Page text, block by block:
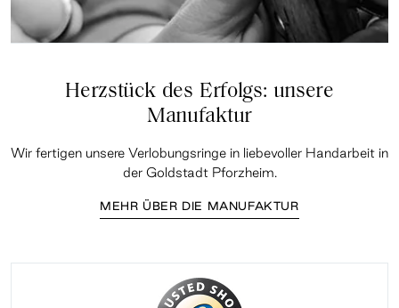
Herzstück des Erfolgs: unsere
Manufaktur
Wir fertigen unsere Verlobungsringe in liebevoller Handarbeit in
der Goldstadt Pforzheim.
MEHR ÜBER DIE MANUFAKTUR